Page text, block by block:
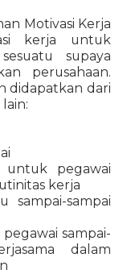
Motivasi Kerja
kerja untuk
supaya
perusahaan.
didapatkan dari
pegawai
kerja
sampai
sampai-
dalam